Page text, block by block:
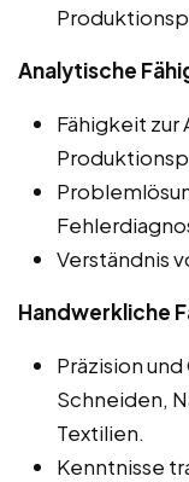
Analytische
Fähigkeit zur
Verständnis
Handwerkliche
Präzision
Schneiden,
Textilien.
Kenntnisse